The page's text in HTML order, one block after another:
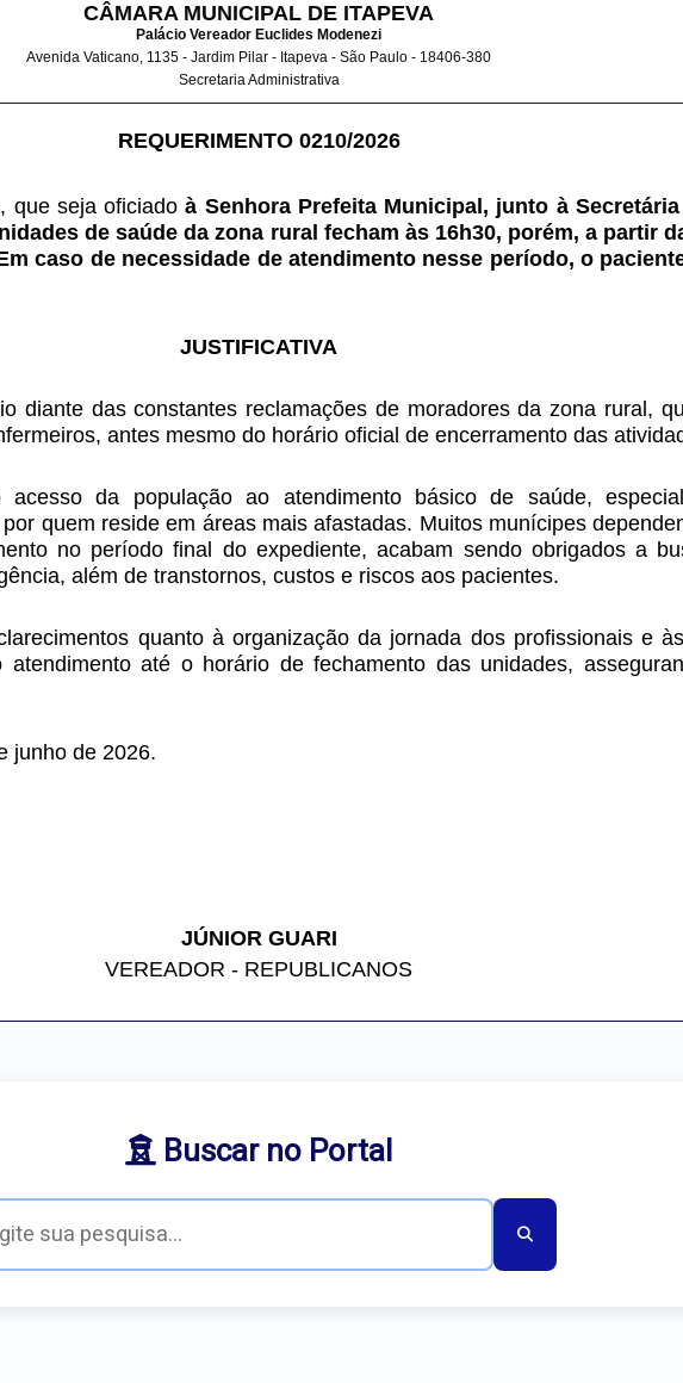
CÂMARA MUNICIPAL DE ITAPEVA
Palácio Vereador Euclides Modenezi
Avenida Vaticano, 1135 - Jardim Pilar - Itapeva - São Paulo - 18406-380
Secretaria Administrativa
REQUERIMENTO 0210/2026
que seja oficiado à Senhora Prefeita Municipal, junto à
de saúde da zona rural fecham às 16h30, porém, a partir
caso de necessidade de atendimento nesse período, o
JUSTIFICATIVA
diante das constantes reclamações de moradores da zona rural,
antes mesmo do horário oficial de encerramento das
da população ao atendimento básico de saúde,
quem reside em áreas mais afastadas. Muitos munícipes
no período final do expediente, acabam sendo obrigados a
além de transtornos, custos e riscos aos pacientes.
quanto à organização da jornada dos profissionais e
até o horário de fechamento das unidades,
junho de 2026.
JÚNIOR GUARI
VEREADOR - REPUBLICANOS
Buscar no Portal